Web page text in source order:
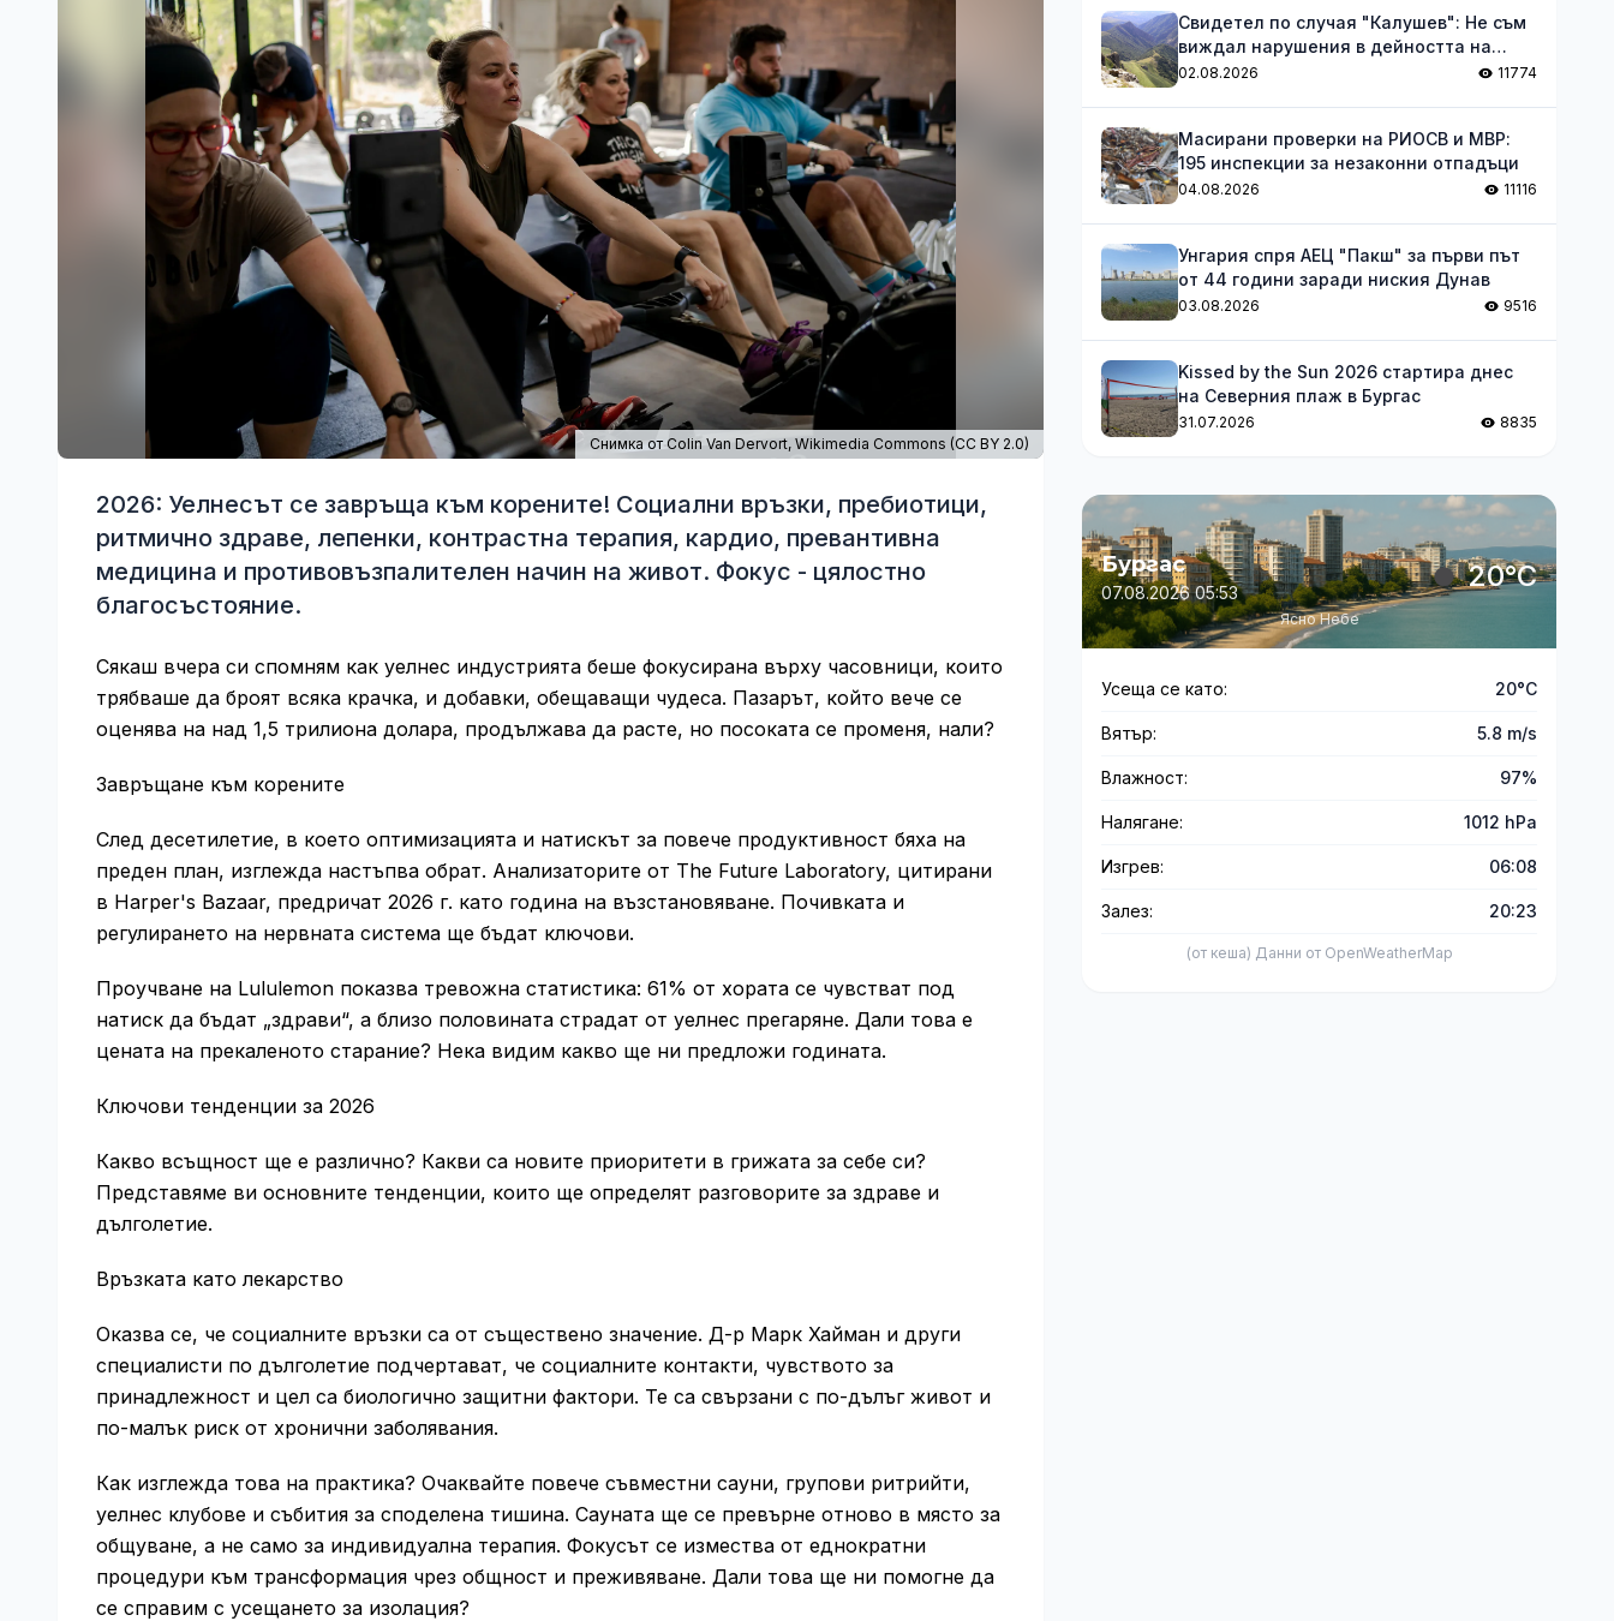
Снимка от Colin Van Dervort,Wikimedia Commons (CC BY 2.0)
2026: Уелнесът се завръща към корените! Социални връзки, пребиотици,
ритмично здраве, лепенки, контрастна терапия, кардио, превантивна
медицина и противовъзпалителен начин на живот. Фокус - цялостно
благосъстояние.
Сякаш вчера си спомням как уелнес индустрията беше фокусирана върху часовници, които
трябваше да броят всяка крачка, и добавки, обещаващи чудеса. Пазарът, който вече се
оценява на над 1,5 трилиона долара, продължава да расте, но посоката се променя, нали?
Завръщане към корените
След десетилетие, в което оптимизацията и натискът за повече продуктивност бяха на
преден план, изглежда настъпва обрат. Анализаторите от The Future Laboratory, цитирани
в Harper's Bazaar, предричат 2026 г. като година на възстановяване. Почивката и
регулирането на нервната система ще бъдат ключови.
Проучване на Lululemon показва тревожна статистика: 61% от хората се чувстват под
натиск да бъдат „здрави“, а близо половината страдат от уелнес прегаряне. Дали това е
цената на прекаленото старание? Нека видим какво ще ни предложи годината.
Ключови тенденции за 2026
Какво всъщност ще е различно? Какви са новите приоритети в грижата за себе си?
Представяме ви основните тенденции, които ще определят разговорите за здраве и
дълголетие.
Връзката като лекарство
Оказва се, че социалните връзки са от съществено значение. Д-р Марк Хайман и други
специалисти по дълголетие подчертават, че социалните контакти, чувството за
принадлежност и цел са биологично защитни фактори. Те са свързани с по-дълъг живот и
по-малък риск от хронични заболявания.
Как изглежда това на практика? Очаквайте повече съвместни сауни, групови ритрийти,
уелнес клубове и събития за споделена тишина. Сауната ще се превърне отново в място за
общуване, а не само за индивидуална терапия. Фокусът се измества от еднократни
процедури към трансформация чрез общност и преживяване. Дали това ще ни помогне да
се справим с усещането за изолация?
Свидетел по случая "Калушев": Не съм
виждал нарушения в дейността на
групата
02.08.2026 11774
Масирани проверки на РИОСВ и МВР:
195 инспекции за незаконни отпадъци
04.08.2026 11116
Унгария спря АЕЦ "Пакш" за първи път
от 44 години заради ниския Дунав
03.08.2026 9516
Kissed by the Sun 2026 стартира днес
на Северния плаж в Бургас
31.07.2026 8835
Бургас
07.08.2026 05:53 20°C
Ясно Небе
Усеща се като: 20°C
Вятър: 5.8 m/s
Влажност: 97%
Налягане: 1012 hPa
Изгрев: 06:08
Залез: 20:23
(от кеша) Данни от OpenWeatherMap